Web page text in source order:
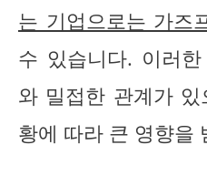
는 기업으로는 가즈
수 있습니다. 이러
와 밀접한 관계가
황에 따라 큰 영향을